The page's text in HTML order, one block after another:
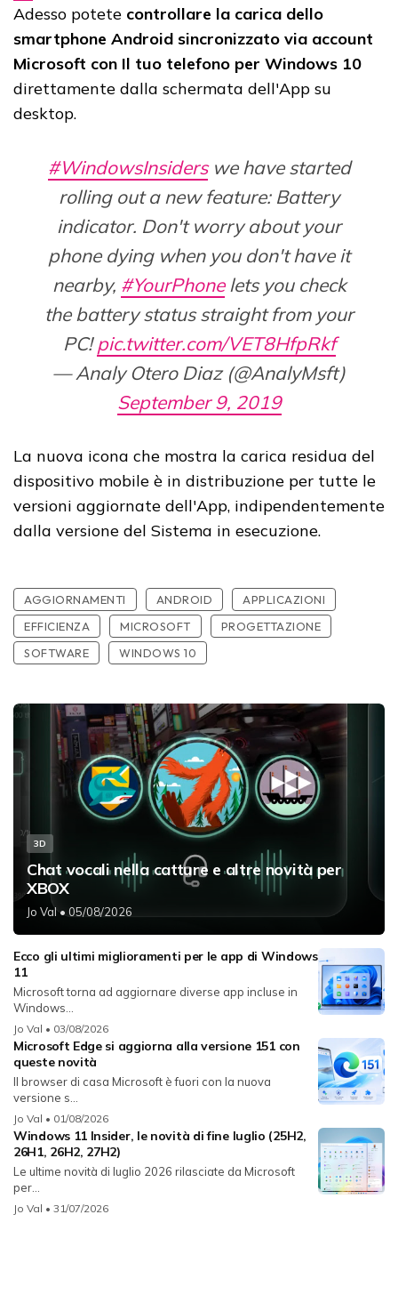
Adesso potete controllare la carica dello
smartphone Android sincronizzato via account
Microsoft con Il tuo telefono per Windows 10
direttamente dalla schermata dell'App su
desktop.
#WindowsInsiderswe have started
rolling out a new feature: Battery
indicator. Don't worry about your
phone dying when you don't have it
nearby, #YourPhonelets you check
the battery status straight from your
PC!pic.twitter.com/VET8HfpRkf
— Analy Otero Diaz (@AnalyMsft)
September 9, 2019
La nuova icona che mostra la carica residua del
dispositivo mobile è in distribuzione per tutte le
versioni aggiornate dell'App, indipendentemente
dalla versione del Sistema in esecuzione.
AGGIORNAMENTI ANDROID
APPLICAZIONI
EFFICIENZA
MICROSOFT
PROGETTAZIONE
SOFTWARE
WINDOWS 10
3D
Chat vocali nella catture e altre novità per
XBOX
Jo Val• 05/08/2026
Ecco gli ultimi miglioramenti per le app di Windows
11
Microsoft torna ad aggiornare diverse app incluse in
Windows...
Jo Val • 03/08/2026
Microsoft Edge si aggiorna alla versione 151 con
queste novità
Il browser di casa Microsoft è fuori con la nuova
versione s...
Jo Val • 01/08/2026
Windows 11 Insider, le novità di fine luglio (25H2,
26H1, 26H2, 27H2)
Le ultime novità di luglio 2026 rilasciate da Microsoft
per...
Jo Val • 31/07/2026